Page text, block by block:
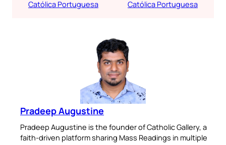
Católica Portuguesa
Católica Portuguesa
Pradeep Augustine
Pradeep Augustine is the founder of Catholic Gallery, a
faith-driven platform sharing Mass Readings in multiple